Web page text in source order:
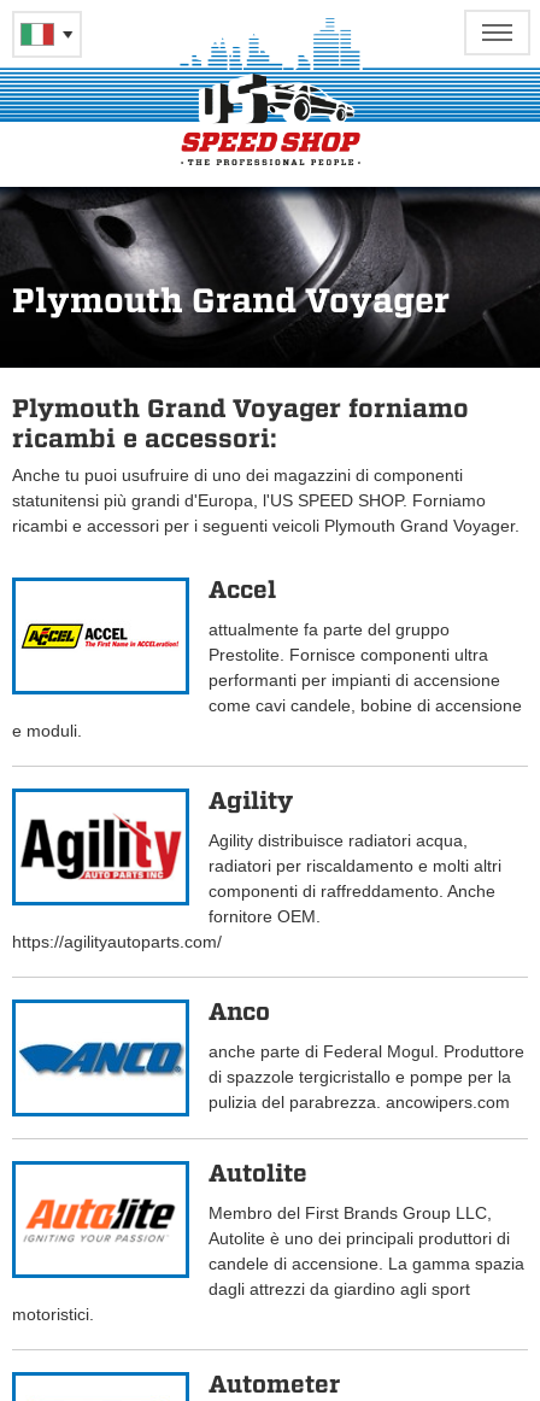
Plymouth Grand Voyager
Plymouth Grand Voyager forniamo
ricambi e accessori:
Anche tu puoi usufruire di uno dei magazzini di componenti
statunitensi più grandi d'Europa, l'US SPEED SHOP. Forniamo
ricambi e accessori per i seguenti veicoli Plymouth Grand Voyager.
Accel
attualmente fa parte del gruppo
Prestolite. Fornisce componenti ultra
performanti per impianti di accensione
come cavi candele, bobine di accensione
e moduli.
Agility
Agility distribuisce radiatori acqua,
radiatori per riscaldamento e molti altri
componenti di raffreddamento. Anche
fornitore OEM.
https://agilityautoparts.com/
Anco
anche parte di Federal Mogul. Produttore
di spazzole tergicristallo e pompe per la
pulizia del parabrezza. ancowipers.com
Autolite
Membro del First Brands Group LLC,
Autolite è uno dei principali produttori di
candele di accensione. La gamma spazia
dagli attrezzi da giardino agli sport
motoristici.
Autometer